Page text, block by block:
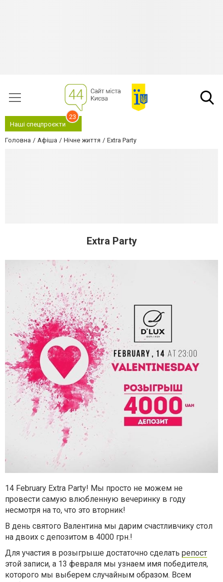
Наші спецпроєкти
23
Головна Афіша Нічне життя Extra Party
Extra Party
14 February Extra Party! Мы просто не можем не
провести самую влюбленную вечеринку в году
несмотря на то, что это вторник!
В день святого Валентина мы дарим счастливчику стол
на двоих с депозитом в 4000 грн.!
Для участия в розыгрыше достаточно сделать репост
этой записи, а 13 февраля мы узнаем имя победителя,
которого мы выберем случайным образом. Всем